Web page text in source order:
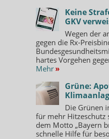
Keine
GKV
Wegen der
gegen die Rx-
hartes Vorgehen
Mehr »
Grüne:
Die Grünen
für mehr Hitzeschutz
dem Motto „Bayern
schnelle Hilfe für